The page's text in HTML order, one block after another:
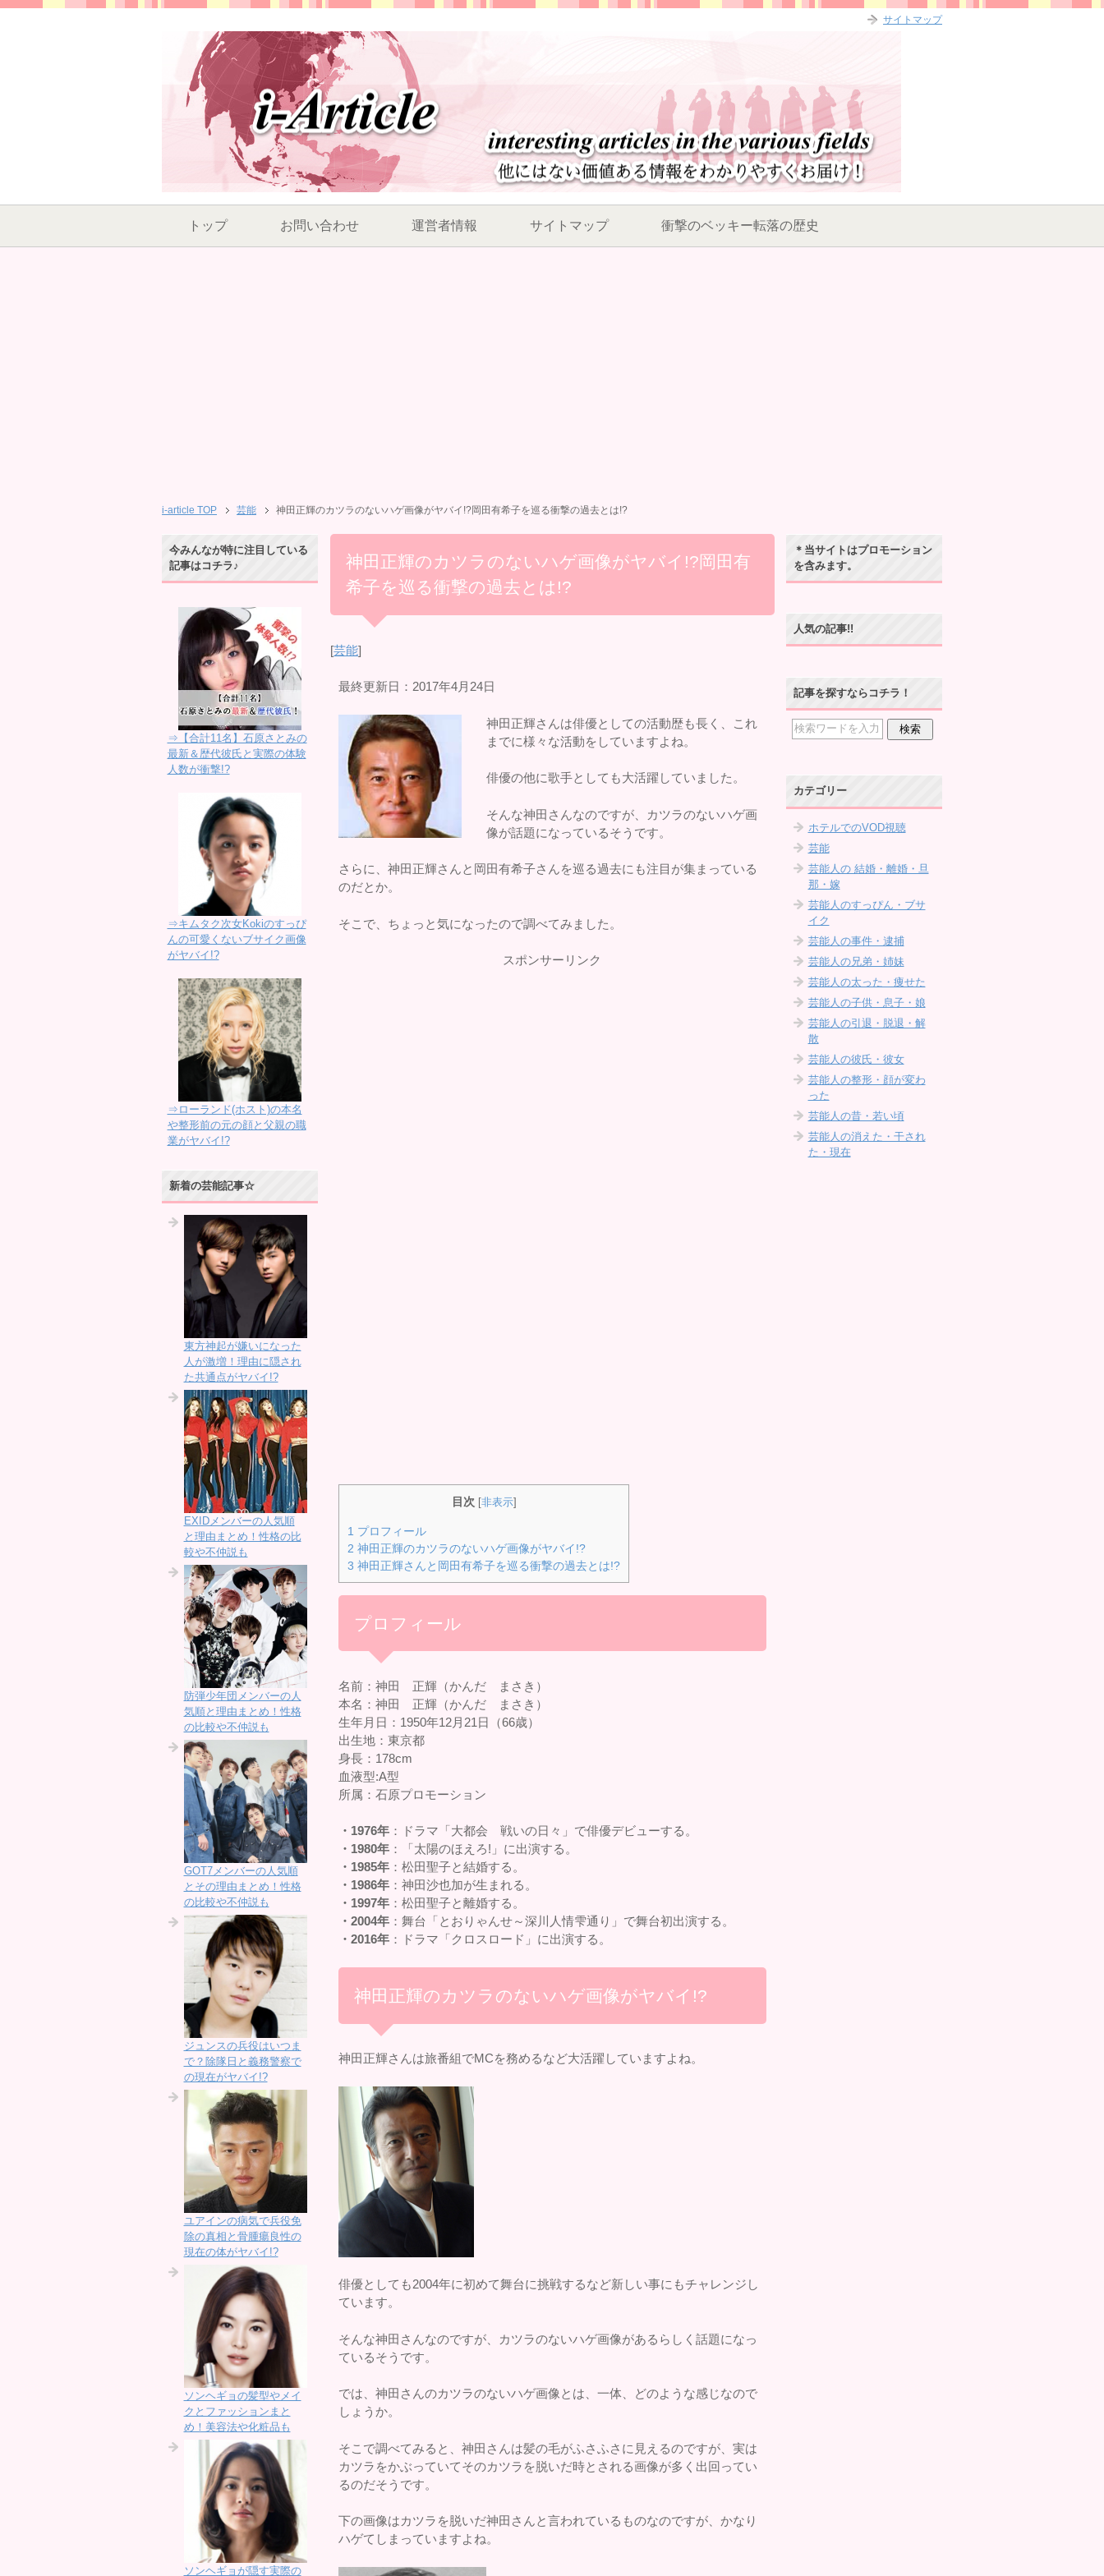
トップ お問い合わせ 運営者情報 サイトマップ 衝撃のベッキー転落の歴史
i-article TOP 芸能 神田正輝のカツラのないハゲ画像がヤバイ!?岡田有希子を巡る衝撃の過去とは!?
神田正輝のカツラのないハゲ画像がヤバイ!?岡田有
希子を巡る衝撃の過去とは!?
[芸能]
最終更新日：2017年4月24日
神田正輝さんは俳優としての活動歴も長く、これ
までに様々な活動をしていますよね。
俳優の他に歌手としても大活躍していました。
そんな神田さんなのですが、カツラのないハゲ画
像が話題になっているそうです。
さらに、神田正輝さんと岡田有希子さんを巡る過去にも注目が集まっている
のだとか。
そこで、ちょっと気になったので調べてみました。
スポンサーリンク
目次 [非表示]
1 プロフィール
2 神田正輝のカツラのないハゲ画像がヤバイ!?
3 神田正輝さんと岡田有希子を巡る衝撃の過去とは!?
プロフィール
名前：神田 正輝（かんだ まさき）
本名：神田 正輝（かんだ まさき）
生年月日：1950年12月21日（66歳）
出生地：東京都
身長：178cm
血液型:A型
所属：石原プロモーション
・1976年 ：ドラマ「大都会 戦いの日々」で俳優デビューする。
・1980年 ：「太陽のほえろ!」に出演する。
・1985年 ：松田聖子と結婚する。
・1986年 ：神田沙也加が生まれる。
・1997年 ：松田聖子と離婚する。
・2004年 ：舞台「とおりゃんせ～深川人情雫通り」で舞台初出演する。
・2016年 ：ドラマ「クロスロード」に出演する。
神田正輝のカツラのないハゲ画像がヤバイ!?
神田正輝さんは旅番組でMCを務めるなど大活躍していますよね。
俳優としても2004年に初めて舞台に挑戦するなど新しい事にもチャレンジし
ています。
そんな神田さんなのですが、カツラのないハゲ画像があるらしく話題になっ
ているそうです。
では、神田さんのカツラのないハゲ画像とは、一体、どのような感じなので
しょうか。
そこで調べてみると、神田さんは髪の毛がふさふさに見えるのですが、実は
カツラをかぶっていてそのカツラを脱いだ時とされる画像が多く出回ってい
るのだそうです。
下の画像はカツラを脱いだ神田さんと言われているものなのですが、かなり
ハゲてしまっていますよね。
今みんなが特に注目している
記事はコチラ♪
⇒【合計11名】石原さとみの
最新＆歴代彼氏と実際の体験
人数が衝撃!?
⇒キムタク次女Kokiのすっぴ
んの可愛くないブサイク画像
がヤバイ!?
⇒ローランド(ホスト)の本名
や整形前の元の顔と父親の職
業がヤバイ!?
新着の芸能記事☆
東方神起が嫌いになった
人が激増！理由に隠され
た共通点がヤバイ!?
EXIDメンバーの人気順
と理由まとめ！性格の比
較や不仲説も
防弾少年団メンバーの人
気順と理由まとめ！性格
の比較や不仲説も
GOT7メンバーの人気順
とその理由まとめ！性格
の比較や不仲説も
ジュンスの兵役はいつま
で？除隊日と義務警察で
の現在がヤバイ!?
ユアインの病気で兵役免
除の真相と骨腫瘍良性の
現在の体がヤバイ!?
ソンヘギョの髪型やメイ
クとファッションまと
め！美容法や化粧品も
ソンヘギョが隠す実際の
＊当サイトはプロモーション
を含みます。
人気の記事!!
記事を探すならコチラ！
カテゴリー
ホテルでのVOD視聴
芸能
芸能人の 結婚・離婚・旦
那・嫁
芸能人のすっぴん・ブサ
イク
芸能人の事件・逮捕
芸能人の兄弟・姉妹
芸能人の太った・痩せた
芸能人の子供・息子・娘
芸能人の引退・脱退・解
散
芸能人の彼氏・彼女
芸能人の整形・顔が変わ
った
芸能人の昔・若い頃
芸能人の消えた・干され
た・現在
サイトマップ